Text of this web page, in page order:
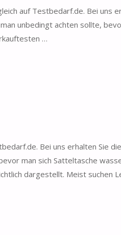
auf Testbedarf.de. Bei uns
unbedingt achten sollte,
…
Bei uns erhalten Sie
man sich Satteltasche
dargestellt. Meist suchen